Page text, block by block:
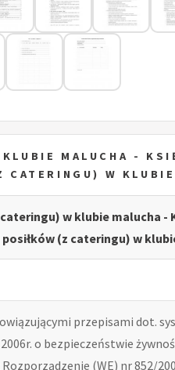
MALUCHA -
W KLUBIE
w klubie malucha -
posiłków (z cateringu) w
przepisami dot.
o bezpieczeństwie
Rozporządzenie (WE) nr 852/